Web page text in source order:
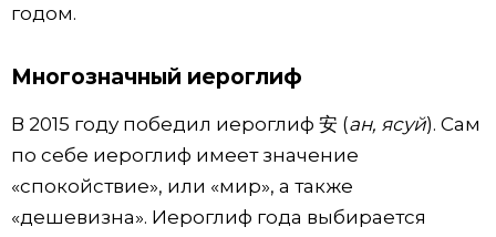
годом.
Многозначный иероглиф
В 2015 году победил иероглиф 安 (ан, ясуй). Сам
по себе иероглиф имеет значение
«спокойствие», или «мир», а также
«дешевизна». Иероглиф года выбирается